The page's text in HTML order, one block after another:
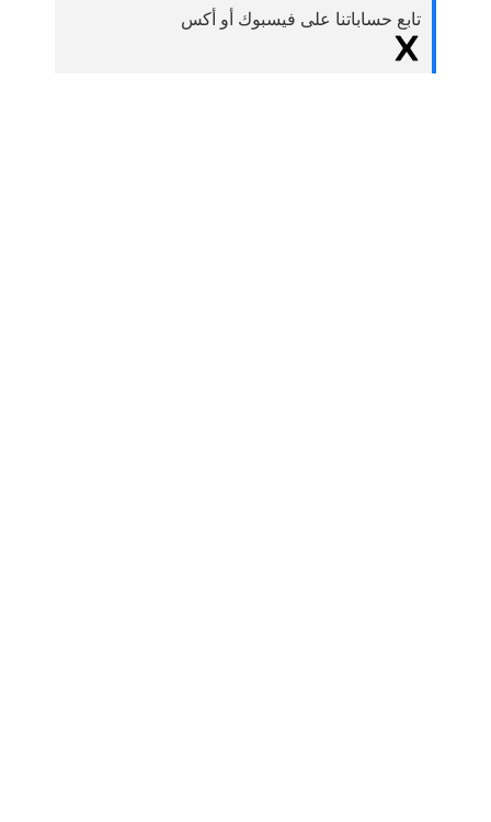
تابع حساباتنا على فيسبوك أو أكس